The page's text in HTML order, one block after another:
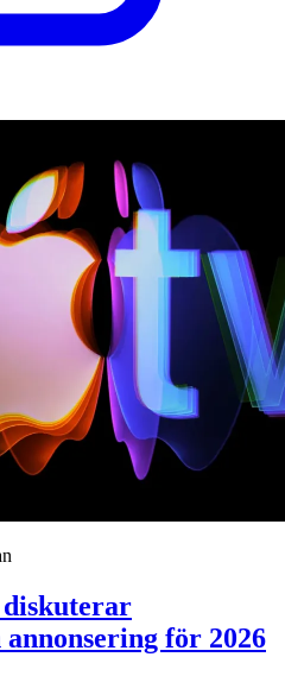
för 2026